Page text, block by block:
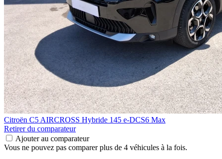
Citroën C5 AIRCROSS Hybride 145 e-DCS6 Max
Retirer du comparateur
Ajouter au comparateur
Vous ne pouvez pas comparer plus de 4 véhicules à la fois.